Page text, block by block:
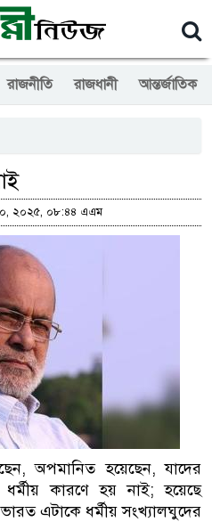
রাজনীতি রাজধানী আন্তর্জাতিক
৩০, ২০২৫, ০৮:৪৪ এএম
অপমানিত হয়েছেন, যাদের
কারণে হয় নাই; হয়েছে
এটাকে ধর্মীয় সংখ্যালঘুদের